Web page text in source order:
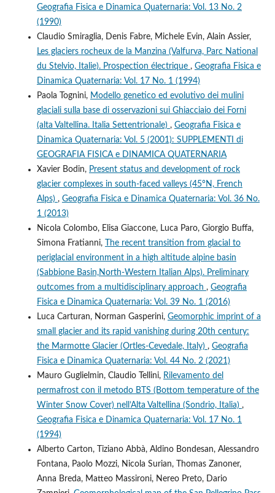
Geografia Fisica e Dinamica Quaternaria: Vol. 13 No. 2
(1990)
Claudio Smiraglia, Denis Fabre, Michele Evin, Alain Assier,
Les glaciers rocheux de la Manzina (Valfurva, Parc National
du Stelvio, Italie). Prospection électrique , Geografia Fisica e
Dinamica Quaternaria: Vol. 17 No. 1 (1994)
Paola Tognini, Modello genetico ed evolutivo dei mulini
glaciali sulla base di osservazioni sui Ghiacciaio dei Forni
(alta Valtellina. Italia Settentrionale) , Geografia Fisica e
Dinamica Quaternaria: Vol. 5 (2001): SUPPLEMENTI di
GEOGRAFIA FISICA e DINAMICA QUATERNARIA
Xavier Bodin, Present status and development of rock
glacier complexes in south-faced valleys (45°N, French
Alps) , Geografia Fisica e Dinamica Quaternaria: Vol. 36 No.
1 (2013)
Nicola Colombo, Elisa Giaccone, Luca Paro, Giorgio Buffa,
Simona Fratianni,
The recent transition from glacial to
periglacial environment in a high altitude alpine basin
(Sabbione Basin,North-Western Italian Alps). Preliminary
outcomes from a multidisciplinary approach , Geografia
Fisica e Dinamica Quaternaria: Vol. 39 No. 1 (2016)
Luca Carturan, Norman Gasperini, Geomorphic imprint of a
small glacier and its rapid vanishing during 20th century:
the Marmotte Glacier (Ortles-Cevedale, Italy) , Geografia
Fisica e Dinamica Quaternaria: Vol. 44 No. 2 (2021)
Mauro Guglielmin, Claudio Tellini, Rilevamento del
permafrost con il metodo BTS (Bottom temperature of the
Winter Snow Cover) nell’Alta Valtellina (Sondrio, Italia) ,
Geografia Fisica e Dinamica Quaternaria: Vol. 17 No. 1
(1994)
Alberto Carton, Tiziano Abbà, Aldino Bondesan, Alessandro
Fontana, Paolo Mozzi, Nicola Surian, Thomas Zanoner,
Anna Breda, Matteo Massironi, Nereo Preto, Dario